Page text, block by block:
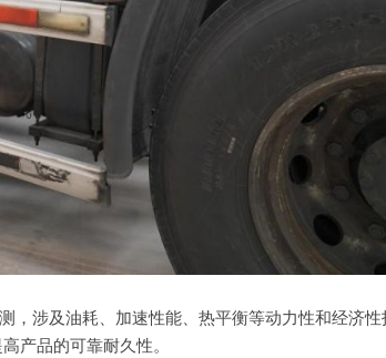
，涉及油耗、加速性能、热平衡等动力性和经济性
产品的可靠耐久性。